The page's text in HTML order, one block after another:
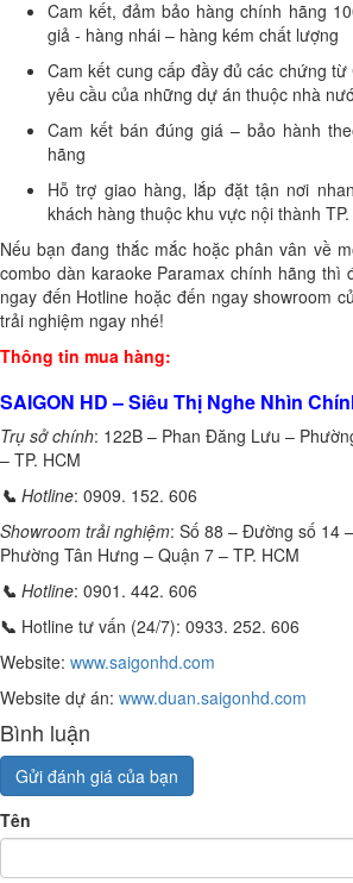
Cam kết, đảm bảo hàng chính hãng
giả - hàng nhái – hàng kém chất lượng
Cam kết cung cấp đầy đủ các chứng
yêu cầu của những dự án thuộc nhà
Cam kết bán đúng giá – bảo hành
hãng
Hỗ trợ giao hàng, lắp đặt tận nơi
khách hàng thuộc khu vực nội thành
Nếu bạn đang thắc mắc hoặc phân vân về
combo dàn karaoke Paramax chính hãng thì
ngay đến Hotline hoặc đến ngay showroom
trải nghiệm ngay nhé!
Thông tin mua hàng:
SAIGON HD – Siêu Thị Nghe Nhìn
Trụ sở chính: 122B – Phan Đăng Lưu –
– TP. HCM
📞 Hotline: 0909. 152. 606
Showroom trải nghiệm: Số 88 – Đường số 14
Phường Tân Hưng – Quận 7 – TP. HCM
📞 Hotline: 0901. 442. 606
📞 Hotline tư vấn (24/7): 0933. 252. 606
Website: www.saigonhd.com
Website dự án: www.duan.saigonhd.com
Bình luận
Gửi đánh giá của bạn
Tên